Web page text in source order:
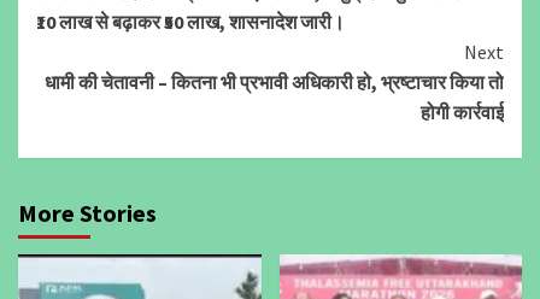
₹10 लाख से बढ़ाकर ₹50 लाख, शासनादेश जारी।
Next
धामी की चेतावनी – कितना भी प्रभावी अधिकारी हो, भ्रष्टाचार किया तो
होगी कार्रवाई
More Stories